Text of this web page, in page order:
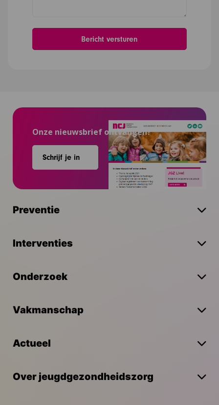
Onze nieuwsbrief ontvangen?
Schrijf je in
Preventie
Interventies
Onderzoek
Vakmanschap
Actueel
Over jeugdgezondheidszorg